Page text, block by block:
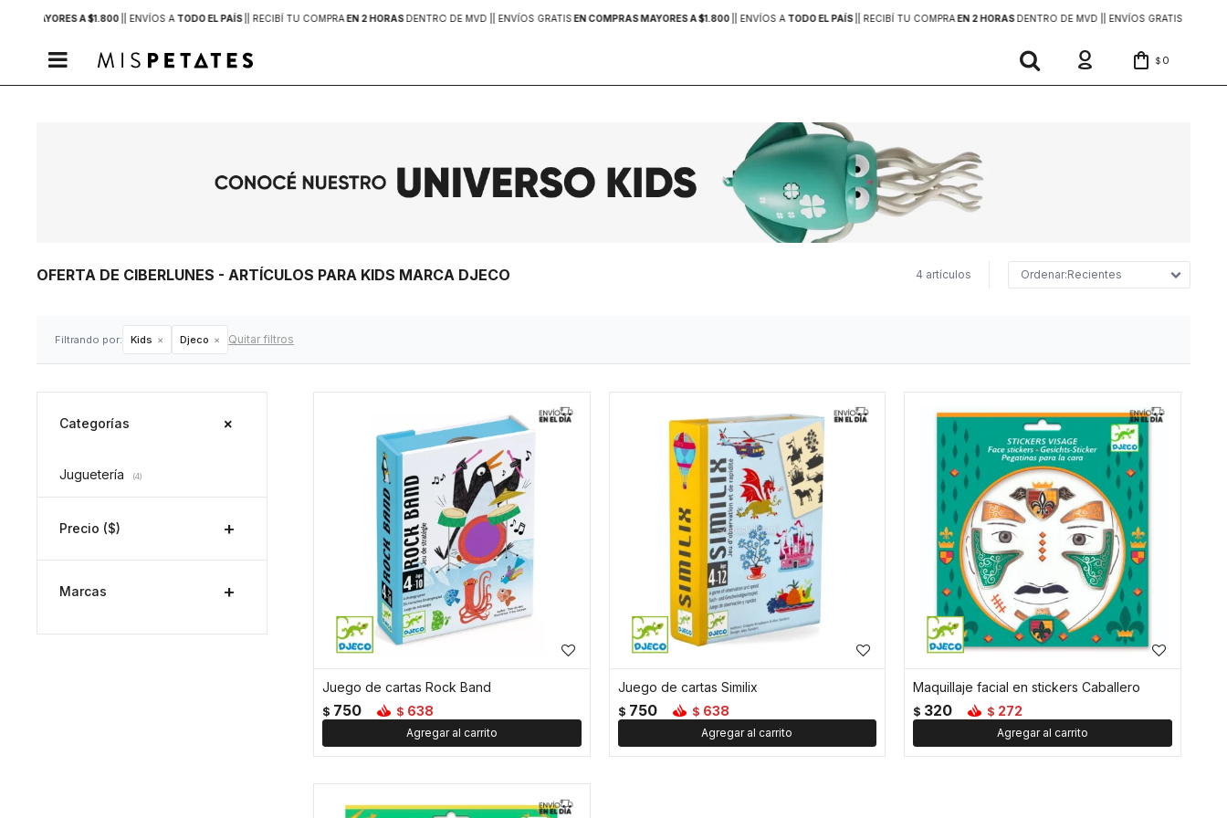
MAYORES A $1.800 | ENVÍOS A TODO EL PAÍS | RECIBÍ TU COMPRAEN 2 HORASDENTRO DE MVD | | ENVÍOS GRATISEN COMPRAS MAYORES A $1.800 | ENVÍOS A TODO EL PAÍS | RECIBÍ TU COMPRAEN 2 HORASDENTRO DE MVD | | ENVÍOS GRATIS
 $ 0
OFERTA DE CIBERLUNES - ARTÍCULOS PARA KIDS MARCA DJECO 4 artículos Recientes
Filtrando por: Kids Djeco Quitar filtros
Juego de cartas Rock Band
$ 750 $ 638
Juego de cartas Similix
$ 750 $ 638
Maquillaje facial en stickers Caballero
$ 320 $ 272
Categorías
Juguetería (4)
Precio ($)
Marcas